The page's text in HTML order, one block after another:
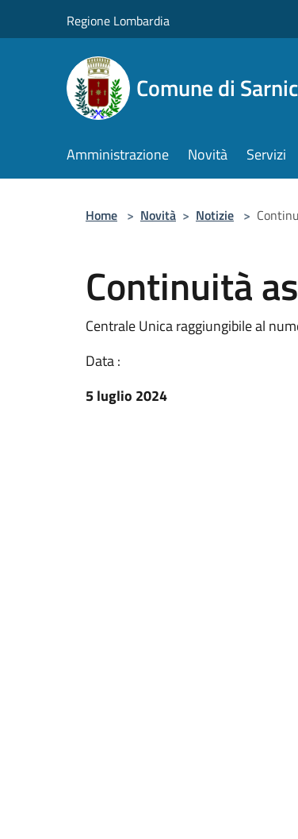
Regione Lombardia
Comune di
Amministrazione Novità Servizi
Home > Novità > Notizie >
Continuità
Centrale Unica raggiungibile al
Data :
5 luglio 2024